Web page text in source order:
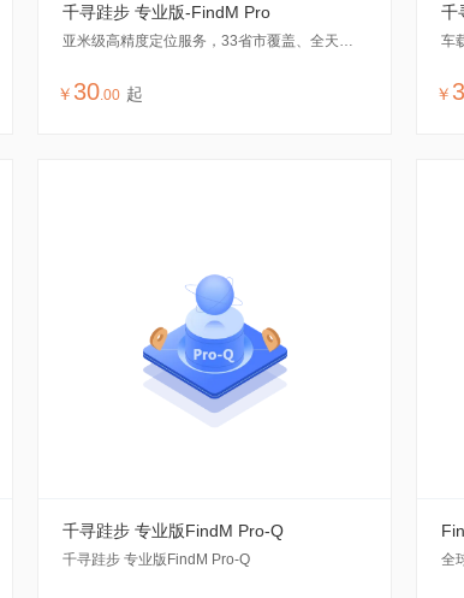
千寻跬步 专业版-FindM Pro
亚米级高精度定位服务，33省市覆盖、全天候、采用单频RTK技术
￥ 30.00 起
千
￥
千寻跬步 专业版FindM Pro-Q
千寻跬步 专业版FindM Pro-Q 全